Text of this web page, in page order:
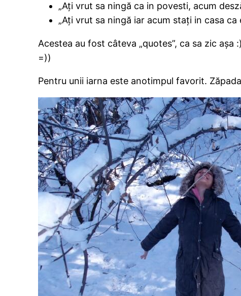
„Ați vrut sa ningă ca in povesti, acum
„Ați vrut sa ningă iar acum stați in casa ca
Acestea au fost câteva „quotes”, ca sa zic
=))
Pentru unii iarna este anotimpul favorit.